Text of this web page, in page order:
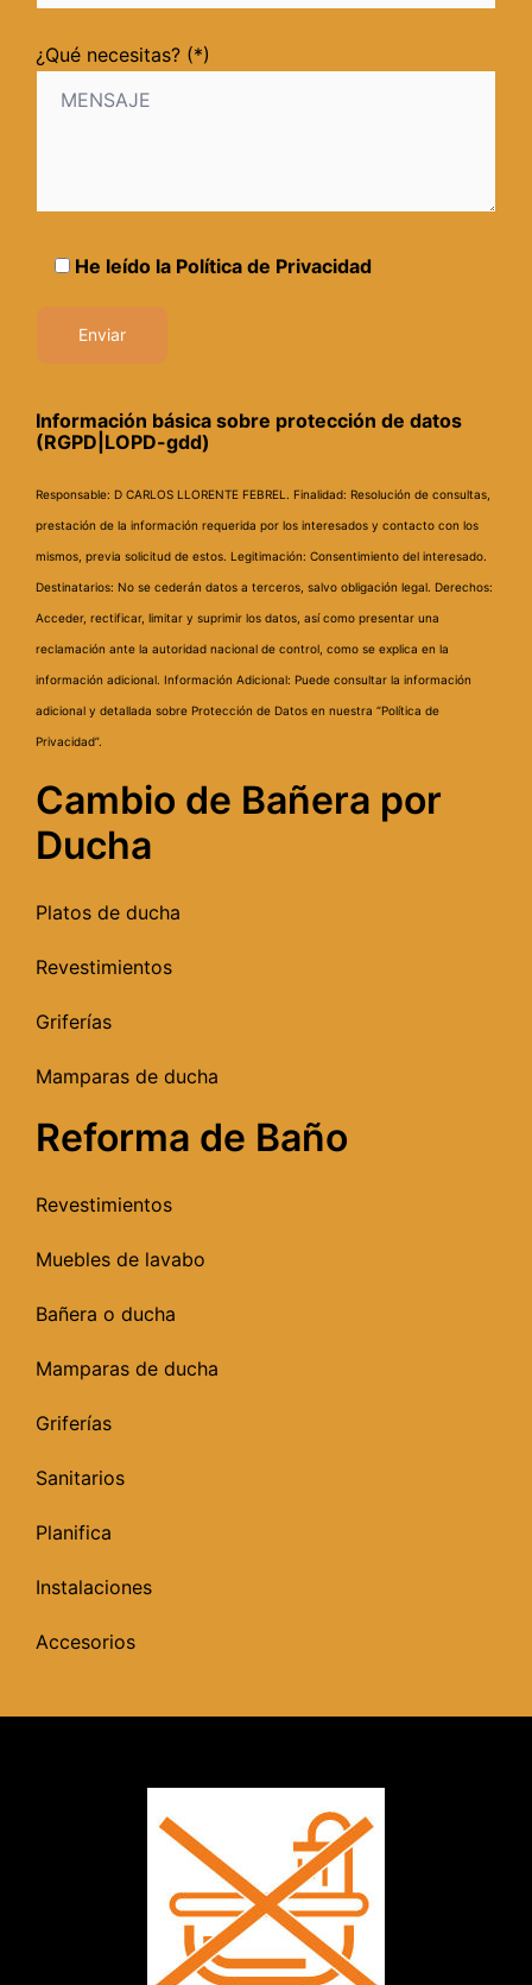
¿Qué necesitas? (*)
He leído la Política de Privacidad
Información básica sobre protección de datos
(RGPD|LOPD-gdd)
Responsable: D CARLOS LLORENTE FEBREL. Finalidad: Resolución de consultas,
prestación de la información requerida por los interesados y contacto con los
mismos, previa solicitud de estos. Legitimación: Consentimiento del interesado.
Destinatarios: No se cederán datos a terceros, salvo obligación legal. Derechos:
Acceder, rectificar, limitar y suprimir los datos, así como presentar una
reclamación ante la autoridad nacional de control, como se explica en la
información adicional. Información Adicional: Puede consultar la información
adicional y detallada sobre Protección de Datos en nuestra “Política de
Privacidad”.
Cambio de Bañera por
Ducha
Platos de ducha
Revestimientos
Griferías
Mamparas de ducha
Reforma de Baño
Revestimientos
Muebles de lavabo
Bañera o ducha
Mamparas de ducha
Griferías
Sanitarios
Planifica
Instalaciones
Accesorios